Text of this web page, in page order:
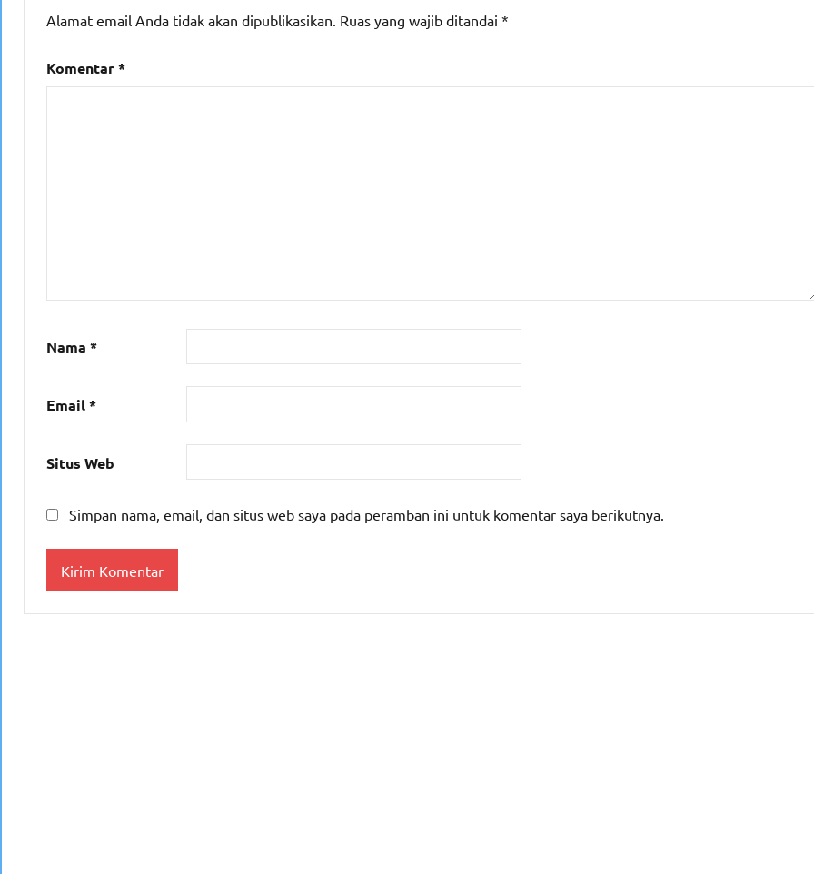
Alamat email Anda tidak akan dipublikasikan. Ruas yang wajib ditandai *
Komentar*
Nama *
Email*
Situs Web
Simpan nama, email, dan situs web saya pada peramban ini untuk komentar saya berikutnya.